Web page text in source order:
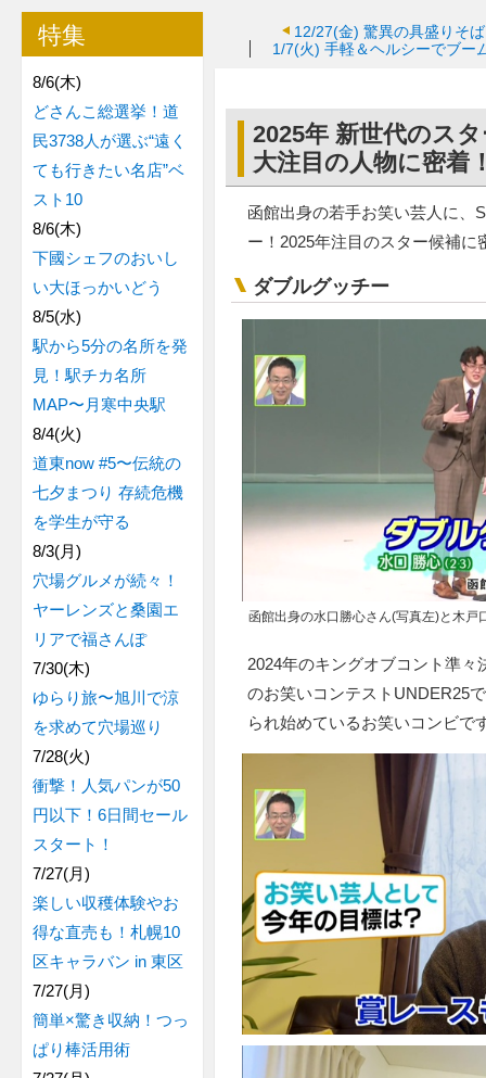
12/27(金) 驚異の具盛りそ
1/7(火) 手軽＆ヘルシーでブー
2025年 新世代のス
大注目の人物に密着
函館出身の若手お笑い芸人に、
ー！2025年注目のスター候補に
ダブルグッチー
函館出身の水口勝心さん(写真左)と木戸
2024年のキングオブコント準
のお笑いコンテストUNDER25
られ始めているお笑いコンビで
特集
8/6(木)
どさんこ総選挙！道
民3738人が選ぶ“遠く
ても行きたい名店”ベ
スト10
8/6(木)
下國シェフのおいし
い大ほっかいどう
8/5(水)
駅から5分の名所を発
見！駅チカ名所
MAP〜月寒中央駅
8/4(火)
道東now #5〜伝統の
七夕まつり 存続危機
を学生が守る
8/3(月)
穴場グルメが続々！
ヤーレンズと桑園エ
リアで福さんぽ
7/30(木)
ゆらり旅〜旭川で涼
を求めて穴場巡り
7/28(火)
衝撃！人気パンが50
円以下！6日間セール
スタート！
7/27(月)
楽しい収穫体験やお
得な直売も！札幌10
区キャラバン in 東区
7/27(月)
簡単×驚き収納！つっ
ぱり棒活用術